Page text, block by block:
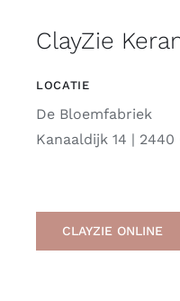
ClayZie
LOCATIE
De Bloemfabriek
Kanaaldijk 14 | 2440
CLAYZIE ONLINE